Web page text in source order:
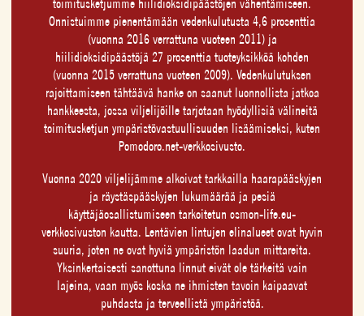
toimitusketjumme hiilidioksidipäästöjen vähentämiseen.
Onnistuimme pienentämään vedenkulutusta 4,6 prosenttia
(vuonna 2016 verrattuna vuoteen 2011) ja
hiilidioksidipäästöjä 27 prosenttia tuoteyksikköä kohden
(vuonna 2015 verrattuna vuoteen 2009). Vedenkulutuksen
rajoittamiseen tähtäävä hanke on saanut luonnollista jatkoa
hankkeesta, jossa viljelijöille tarjotaan hyödyllisiä välineitä
toimitusketjun ympäristövastuullisuuden lisäämiseksi, kuten
Pomodoro.net-verkkosivusto.
Vuonna 2020 viljelijämme alkoivat tarkkailla haarapääskyjen
ja räystäspääskyjen lukumäärää ja pesiä
käyttäjäosallistumiseen tarkoitetun csmon-life.eu-
verkkosivuston kautta. Lentävien lintujen elinalueet ovat hyvin
suuria, joten ne ovat hyviä ympäristön laadun mittareita.
Yksinkertaisesti sanottuna linnut eivät ole tärkeitä vain
lajeina, vaan myös koska ne ihmisten tavoin kaipaavat
puhdasta ja terveellistä ympäristöä.